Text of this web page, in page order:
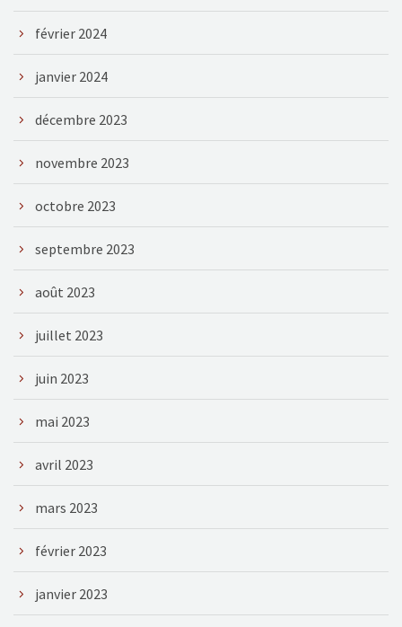
février 2024
janvier 2024
décembre 2023
novembre 2023
octobre 2023
septembre 2023
août 2023
juillet 2023
juin 2023
mai 2023
avril 2023
mars 2023
février 2023
janvier 2023